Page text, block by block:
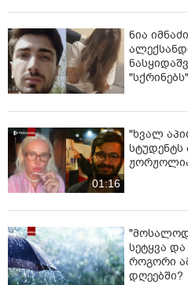
ნია
01:16
"ხვალ
სტუდენტს
სეტყვა
როგორი
დღეებში?